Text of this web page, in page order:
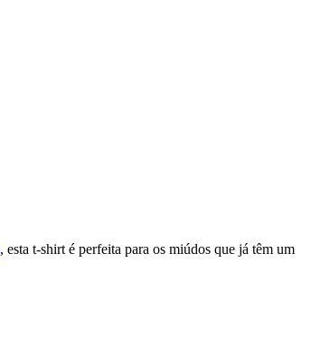
, esta t-shirt é perfeita para os miúdos que já têm um